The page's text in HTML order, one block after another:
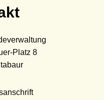
Platz 8